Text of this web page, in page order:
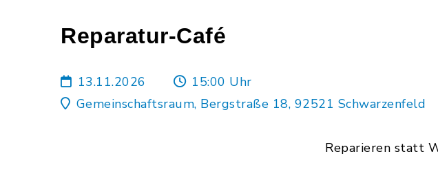
Reparatur-Café
13.11.2026
15:00 Uhr
Gemeinschaftsraum, Bergstraße 18, 92521 Schwarzenfeld
Reparieren statt